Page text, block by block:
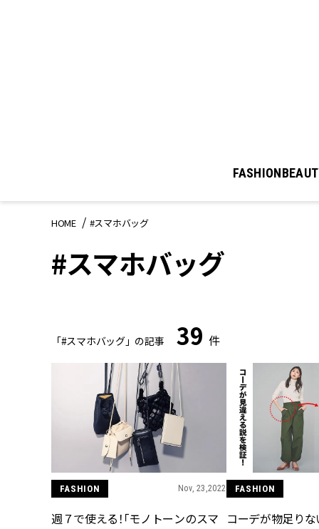
FASHION
HOME #スマホバッグ
#スマホバッグ
「#スマホバッグ」の記事 39 件
FASHION Nov, 23,2022
週７で使える！「モノトーンのスマ
FASHION
コーデが物足りな